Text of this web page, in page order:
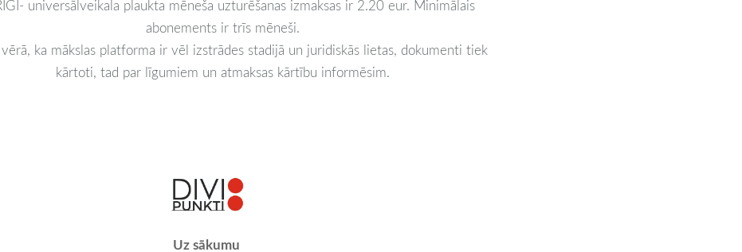
universālveikala plaukta mēneša uzturēšanas izmaksas ir 2.20 eur. Minimālais
abonements ir trīs mēneši.
ka mākslas platforma ir vēl izstrādes stadijā un juridiskās lietas, dokumenti tiek
kārtoti, tad par līgumiem un atmaksas kārtību informēsim.
Uz sākumu